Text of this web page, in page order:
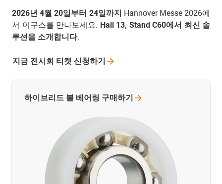
2026년 4월 20일부터 24일까지 Hannover Messe 2026에
서 이구스를 만나보세요. Hall 13, Stand C60에서 최신 솔
루션을 소개합니다.
지금 전시회 티켓 신청하기
하이브리드 볼 베어링 구매하기